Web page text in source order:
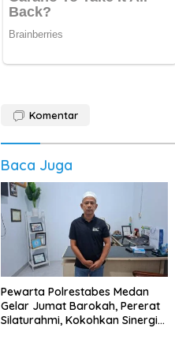
Komentar
Baca Juga
Pewarta Polrestabes Medan
Gelar Jumat Barokah, Pererat
Silaturahmi, Kokohkan Sinergi